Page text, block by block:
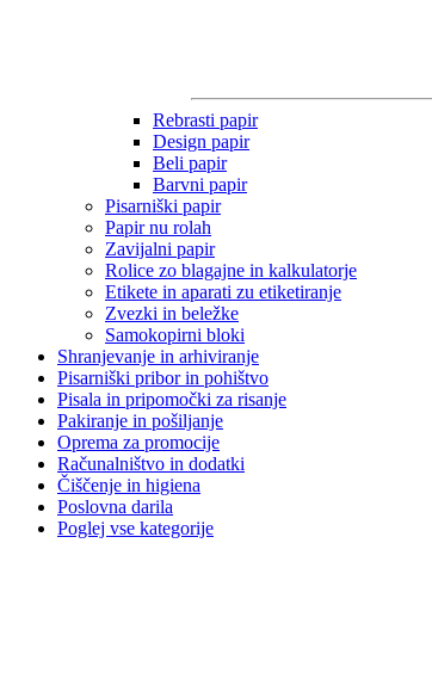
Rebrasti papir
Design papir
Beli papir
Barvni papir
Pisarniški papir
Papir nu rolah
Zavijalni papir
Rolice zo blagajne in kalkulatorje
Etikete in aparati zu etiketiranje
Zvezki in beležke
Samokopirni bloki
Shranjevanje in arhiviranje
Pisarniški pribor in pohištvo
Pisala in pripomočki za risanje
Pakiranje in pošiljanje
Oprema za promocije
Računalništvo in dodatki
Čiščenje in higiena
Poslovna darila
Poglej vse kategorije